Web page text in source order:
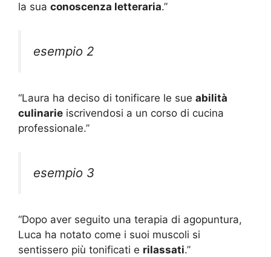
la sua conoscenza letteraria.”
esempio 2
“Laura ha deciso di tonificare le sue abilità
culinarie iscrivendosi a un corso di cucina
professionale.”
esempio 3
“Dopo aver seguito una terapia di agopuntura,
Luca ha notato come i suoi muscoli si
sentissero più tonificati e rilassati.”